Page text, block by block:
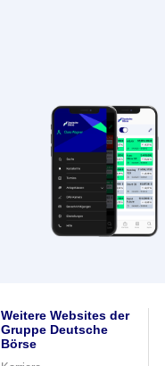
Weitere Websites der
Gruppe Deutsche
Börse